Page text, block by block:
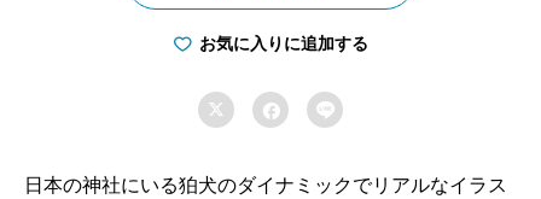
守
護
る
犬
お気に入りに追加する
  
日本の神社にいる狛犬のダイナミックでリアルなイラス